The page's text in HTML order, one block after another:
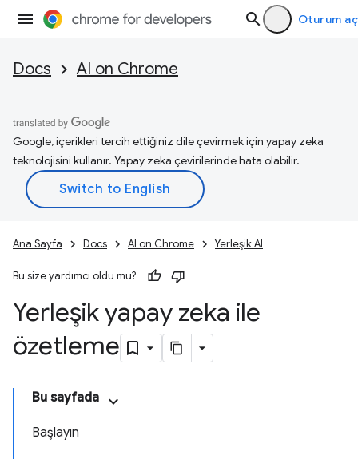
Oturum aç
Docs AI on Chrome
Google, içerikleri tercih ettiğiniz dile çevirmek için yapay zeka
teknolojisini kullanır. Yapay zeka çevirilerinde hata olabilir.
Ana Sayfa Docs AI on Chrome Yerleşik AI
Bu size yardımcı oldu mu?
Yerleşik yapay zeka ile
özetleme
Bu sayfada
Başlayın